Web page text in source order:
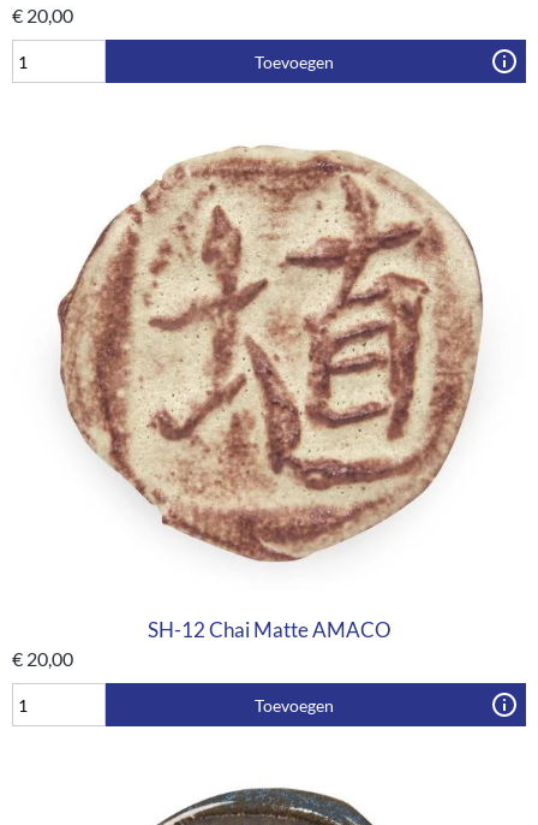
€ 20,00
Toevoegen
SH-12 Chai Matte AMACO
€ 20,00
Toevoegen